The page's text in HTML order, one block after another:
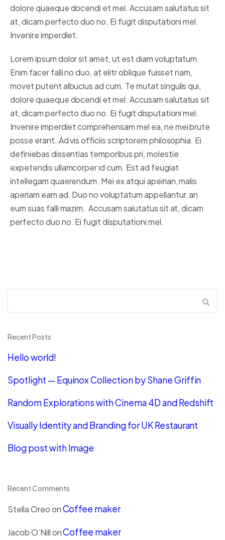
dolore quaeque docendi et mel. Accusam salutatus sit
at, dicam perfecto duo no. Ei fugit disputationi mel.
Invenire imperdiet.
Lorem ipsum dolor sit amet, ut est diam voluptatum.
Enim facer falli no duo, at elitr oblique fuisset nam,
movet putent albucius ad cum. Te mutat singulis qui,
dolore quaeque docendi et mel. Accusam salutatus sit
at, dicam perfecto duo no. Ei fugit disputationi mel.
Invenire imperdiet comprehensam mel ea, ne mei brute
posse erant. Ad vis officiis scriptorem philosophia. Ei
definiebas dissentias temporibus pri, molestie
expetendis ullamcorper id cum. Est ad feugiat
intellegam quaerendum. Mei ex atqui apeirian, malis
aperiam eam ad. Duo no voluptatum appellantur, an
eum suas falli mazim. Accusam salutatus sit at, dicam
perfecto duo no. Ei fugit disputationi mel.
Recent Posts
Hello world!
Spotlight — Equinox Collection by Shane Griffin
Random Explorations with Cinema 4D and Redshift
Visually Identity and Branding for UK Restaurant
Blog post with Image
Recent Comments
Stella OreoonCoffee maker
Jacob O’NillonCoffee maker